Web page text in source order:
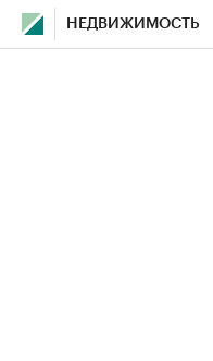
НЕДВИЖИМОСТЬ